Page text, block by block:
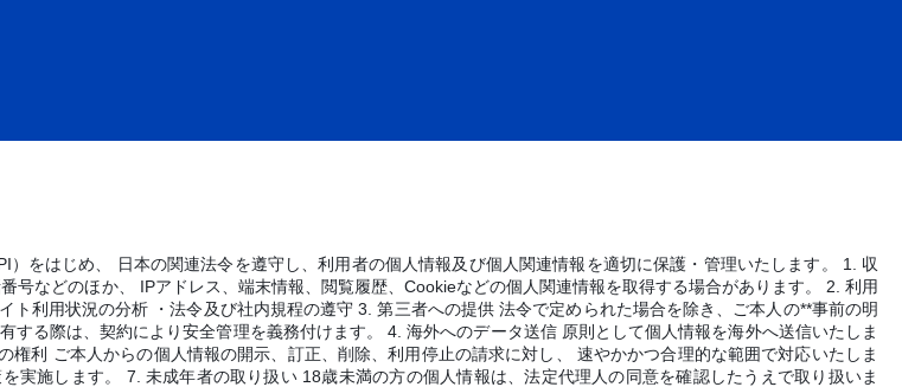
をはじめ、 日本の関連法令を遵守し、利用者の個人情報及び個人関連情報を適切に保護・管理いたします。 1. 収
などのほか、 IPアドレス、端末情報、閲覧履歴、Cookieなどの個人関連情報を取得する場合があります。 2. 利用
利用状況の分析 ・法令及び社内規程の遵守 3. 第三者への提供 法令で定められた場合を除き、ご本人の**事前の明
る際は、契約により安全管理を義務付けます。 4. 海外へのデータ送信 原則として個人情報を海外へ送信いたしま
利 ご本人からの個人情報の開示、訂正、削除、利用停止の請求に対し、 速やかかつ合理的な範囲で対応いたしま
施します。 7. 未成年者の取り扱い 18歳未満の方の個人情報は、法定代理人の同意を確認したうえで取り扱いま